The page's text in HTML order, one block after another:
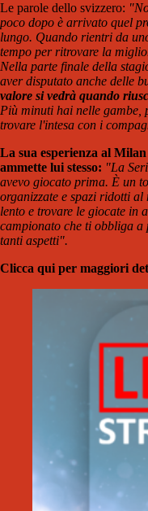
Le parole dello svizzero:
poco dopo è arrivato quel
lungo. Quando rientri da
tempo per ritrovare la
Nella parte finale della
aver disputato anche delle
valore si vedrà quando
Più minuti hai nelle gambe,
trovare l'intesa con i
La sua esperienza al
ammette lui stesso: "La
avevo giocato prima. È un
organizzate e spazi ridotti
lento e trovare le giocate in
campionato che ti obbliga a
tanti aspetti".
Clicca qui per maggiori